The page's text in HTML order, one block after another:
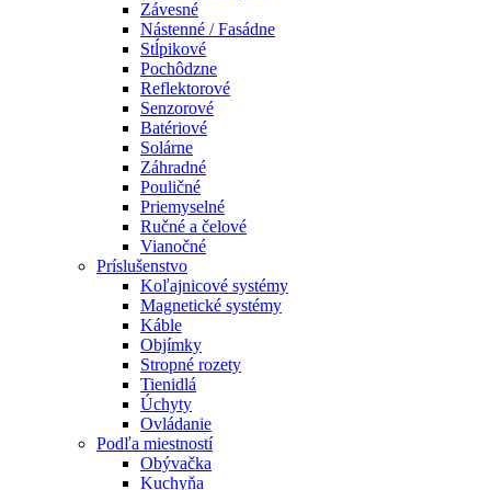
Závesné
Nástenné / Fasádne
Stĺpikové
Pochôdzne
Reflektorové
Senzorové
Batériové
Solárne
Záhradné
Pouličné
Priemyselné
Ručné a čelové
Vianočné
Príslušenstvo
Koľajnicové systémy
Magnetické systémy
Káble
Objímky
Stropné rozety
Tienidlá
Úchyty
Ovládanie
Podľa miestností
Obývačka
Kuchyňa